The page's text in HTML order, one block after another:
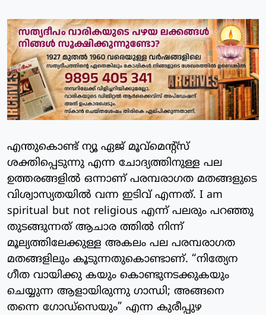
എന്തുകൊണ്ട് ന്യൂ ഏജ് മൂവ്മെന്റ്സ്
ശക്തിപ്പെടുന്നു എന്ന ചോദ്യത്തിനുള്ള പല
ഉത്തരങ്ങളിൽ ഒന്നാണ് പരമ്പരാഗത മതങ്ങളുടെ
വിശ്വാസ്യതയിൽ വന്ന ഇടിവ് എന്നത്. I am
spiritual but not religious എന്ന് പലരും പറഞ്ഞു
തുടങ്ങുന്നത് ആചാര ത്തിൽ നിന്ന്
മൂല്യത്തിലേക്കുള്ള അകലം പല പരമ്പരാഗത
മതങ്ങളിലും കൂടുന്നതുകൊണ്ടാണ്. “നിത്യേന
ഗീത വായിക്കു കയും കൊണ്ടുനടക്കുകയും
ചെയ്യുന്ന ആളായിരുന്നു ഗാന്ധി; അങ്ങനെ
തന്നെ ഗോഡ്സെയും” എന്ന കുരീപ്പുഴ